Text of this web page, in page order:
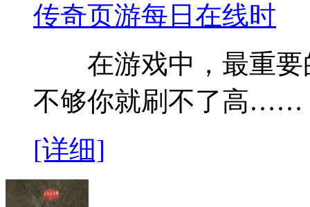
传奇页游每日在线时
在游戏中，最重要
不够你就刷不了高……
[详细]